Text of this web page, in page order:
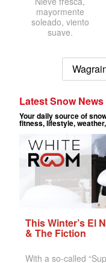
mayormente
soleado, viento
suave.